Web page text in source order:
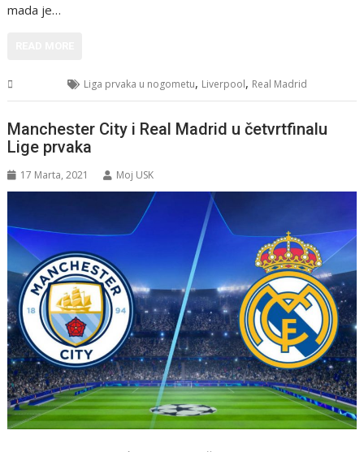
mada je…
Liga prvaka u nogometu, Liverpool, Real Madrid
Manchester City i Real Madrid u četvrtfinalu
Lige prvaka
17 Marta, 2021 Moj USK